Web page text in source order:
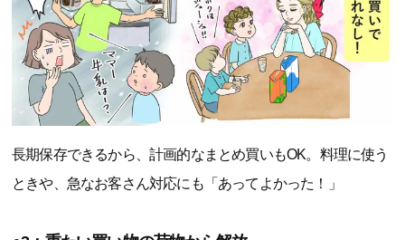
長期保存できるから、計画的なまとめ買いもOK。料理に使う
ときや、急なお客さん対応にも「あってよかった！」